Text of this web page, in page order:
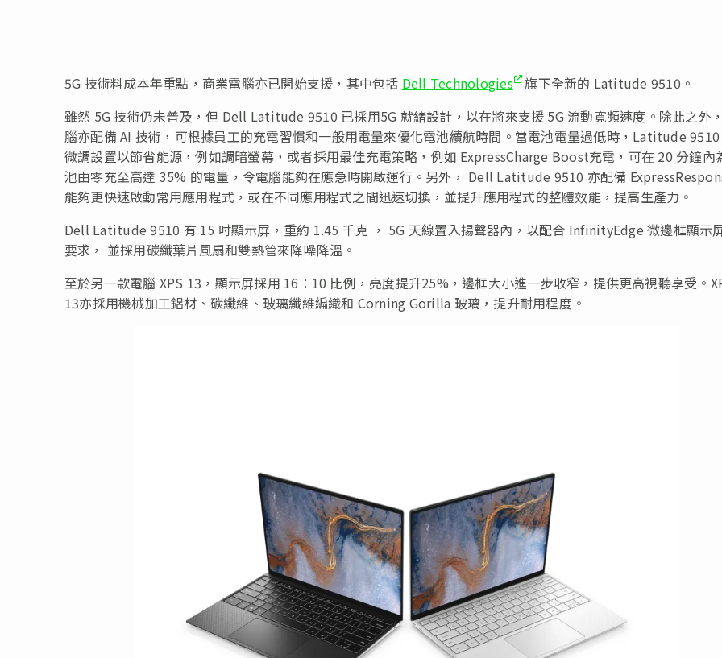
5G 技術料成本年重點，商業電腦亦已開始支援，其中包括 Dell Technologies 旗下全新的 Latitude 9510。
雖然 5G 技術仍未普及，但 Dell Latitude 9510 已採用5G 就緒設計，以在將來支援 5G 流動寬頻速度。除此之外
腦亦配備 AI 技術，可根據員工的充電習慣和一般用電量來優化電池續航時間。當電池電量過低時，Latitude
微調設置以節省能源，例如調暗螢幕，或者採用最佳充電策略，例如 ExpressCharge Boost充電，可在 20 分鐘內
池由零充至高達 35% 的電量，令電腦能夠在應急時開啟運行。另外， Dell Latitude 9510 亦配備
能夠更快速啟動常用應用程式，或在不同應用程式之間迅速切換，並提升應用程式的整體效能，提高生產力。
Dell Latitude 9510 有 15 吋顯示屏，重約 1.45 千克 ， 5G 天線置入揚聲器內，以配合 InfinityEdge 微邊框顯示
要求， 並採用碳纖葉片風扇和雙熱管來降噪降溫。
至於另一款電腦 XPS 13，顯示屏採用 16︰10 比例，亮度提升25%，邊框大小進一步收窄，提供更高視聽享受。
13亦採用機械加工鋁材、碳纖維、玻璃纖維編織和 Corning Gorilla 玻璃，提升耐用程度。